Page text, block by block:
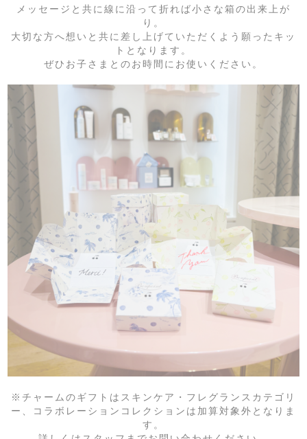
メッセージと共に線に沿って折れば小さな箱の出来上が
り。
大切な方へ想いと共に差し上げていただくよう願ったキッ
トとなります。
ぜひお子さまとのお時間にお使いください。
※チャームのギフトはスキンケア・フレグランスカテゴリ
ー、コラボレーションコレクションは加算対象外となりま
す。